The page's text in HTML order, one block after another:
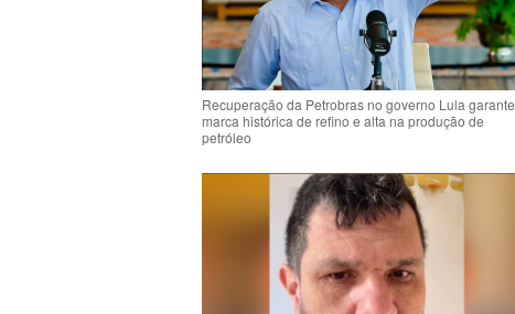
Recuperação da Petrobras no governo Lula garante
marca histórica de refino e alta na produção de
petróleo